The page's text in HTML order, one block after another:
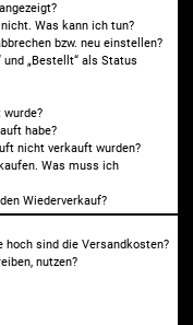
Was kann ich tun?
bzw. neu einstellen?
„Bestellt“ als Status
habe?
nicht verkauft wurden?
Was muss ich
Wiederverkauf?
hoch sind die Versandkosten?
nutzen?